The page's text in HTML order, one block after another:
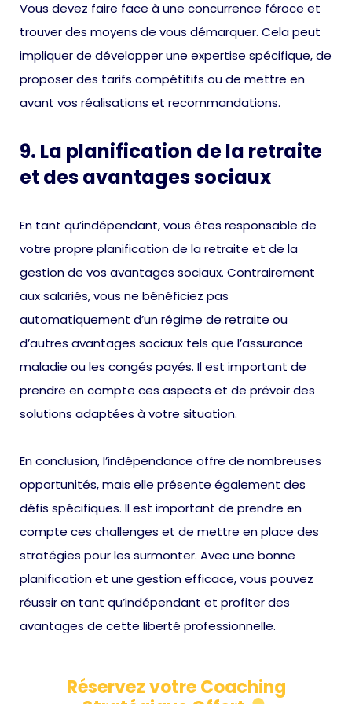
Vous devez faire face à une concurrence féroce et
trouver des moyens de vous démarquer. Cela peut
impliquer de développer une expertise spécifique, de
proposer des tarifs compétitifs ou de mettre en
avant vos réalisations et recommandations.
9. La planification de la retraite
et des avantages sociaux
En tant qu’indépendant, vous êtes responsable de
votre propre planification de la retraite et de la
gestion de vos avantages sociaux. Contrairement
aux salariés, vous ne bénéficiez pas
automatiquement d’un régime de retraite ou
d’autres avantages sociaux tels que l’assurance
maladie ou les congés payés. Il est important de
prendre en compte ces aspects et de prévoir des
solutions adaptées à votre situation.
En conclusion, l’indépendance offre de nombreuses
opportunités, mais elle présente également des
défis spécifiques. Il est important de prendre en
compte ces challenges et de mettre en place des
stratégies pour les surmonter. Avec une bonne
planification et une gestion efficace, vous pouvez
réussir en tant qu’indépendant et profiter des
avantages de cette liberté professionnelle.
Réservez votre Coaching